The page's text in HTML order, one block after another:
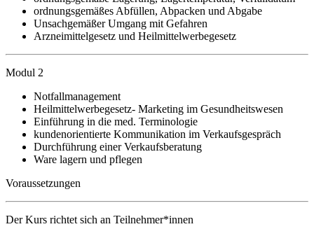
ordnungsgemäßes Abfüllen, Abpacken und Abgabe
Unsachgemäßer Umgang mit Gefahren
Arzneimittelgesetz und Heilmittelwerbegesetz
Modul 2
Notfallmanagement
Heilmittelwerbegesetz- Marketing im Gesundheitswesen
Einführung in die med. Terminologie
kundenorientierte Kommunikation im Verkaufsgespräch
Durchführung einer Verkaufsberatung
Ware lagern und pflegen
Voraussetzungen
Der Kurs richtet sich an Teilnehmer*innen